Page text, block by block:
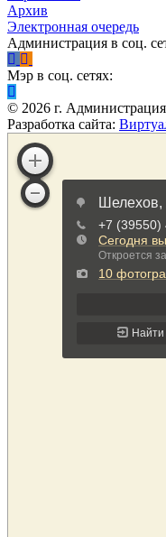
Архив
Электронная очередь
Администрация в соц.
Мэр в соц. сетях:
© 2026 г.
Разработка сайта: